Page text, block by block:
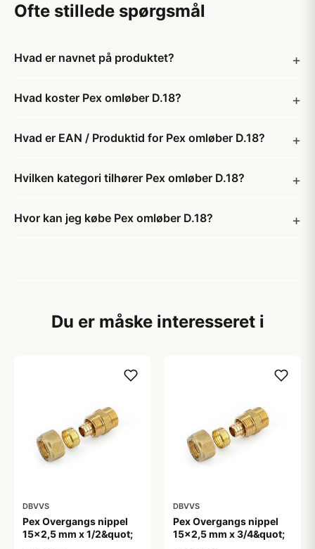
Ofte stillede spørgsmål
Hvad er navnet på produktet?
Hvad koster Pex omløber D.18?
Hvad er EAN / Produktid for Pex omløber D.18?
Hvilken kategori tilhører Pex omløber D.18?
Hvor kan jeg købe Pex omløber D.18?
Du er måske interesseret i
DBVVS
Pex Overgangs nippel
15x2,5 mm x 1/2&quot;
DBVVS
Pex Overgangs nippel
15x2,5 mm x 3/4&quot;